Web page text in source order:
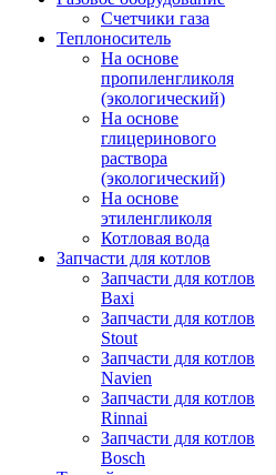
Счетчики газа
Теплоноситель
На основе
пропиленгликоля
(экологический)
На основе
глицеринового
раствора
(экологический)
На основе
этиленгликоля
Котловая вода
Запчасти для котлов
Запчасти для котлов
Baxi
Запчасти для котлов
Stout
Запчасти для котлов
Navien
Запчасти для котлов
Rinnai
Запчасти для котлов
Bosch